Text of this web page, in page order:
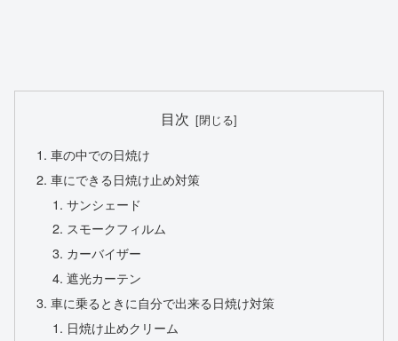
目次
車の中での日焼け
車にできる日焼け止め対策
サンシェード
スモークフィルム
カーバイザー
遮光カーテン
車に乗るときに自分で出来る日焼け対策
日焼け止めクリーム